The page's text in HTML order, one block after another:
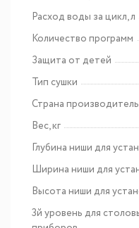
Расход воды за цикл, л
Количество программ
Защита от детей
Тип сушки
Страна производитель
Вес, кг
Глубина ниши для
Ширина ниши для
Высота ниши для
3й уровень для